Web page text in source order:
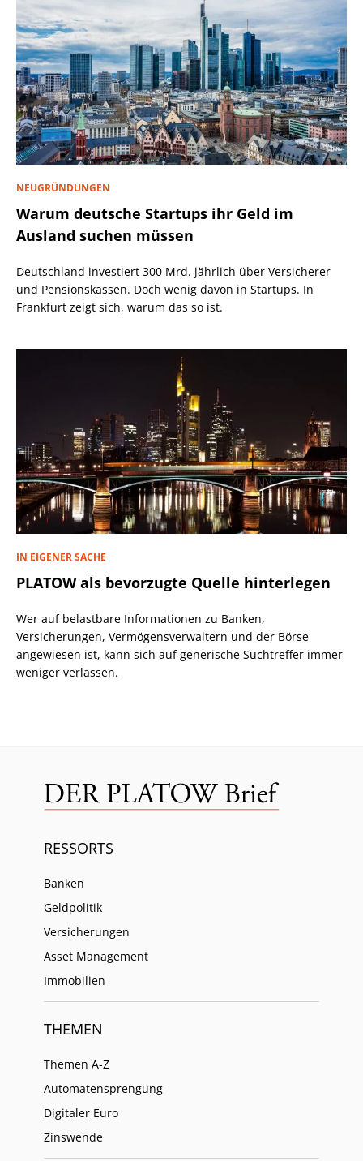
NEUGRÜNDUNGEN
Warum deutsche Startups ihr Geld im
Ausland suchen müssen
Deutschland investiert 300 Mrd. jährlich über Versicherer
und Pensionskassen. Doch wenig davon in Startups. In
Frankfurt zeigt sich, warum das so ist.
IN EIGENER SACHE
PLATOW als bevorzugte Quelle hinterlegen
Wer auf belastbare Informationen zu Banken,
Versicherungen, Vermögensverwaltern und der Börse
angewiesen ist, kann sich auf generische Suchtreffer immer
weniger verlassen.
RESSORTS
Banken
Geldpolitik
Versicherungen
Asset Management
Immobilien
THEMEN
Themen A-Z
Automatensprengung
Digitaler Euro
Zinswende